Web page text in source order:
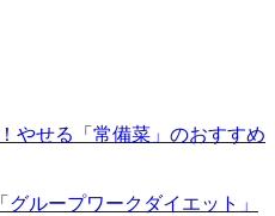
やせる「常備菜」のおすすめ
ループワークダイエット」